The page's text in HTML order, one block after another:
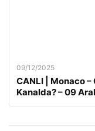
09/12/2025
CANLI | Monaco –
Kanalda? – 09